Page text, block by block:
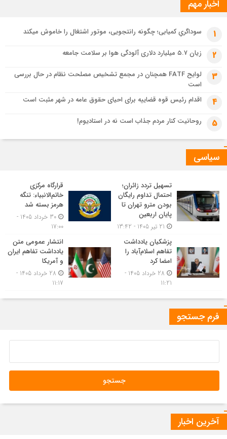
اخبار مهم
1 سوداگریِ کمیابی؛ چگونه رانتجویی، موتور اشتغال را خاموش میکند
2 زیان ۵.۷ میلیارد دلاری آلودگی هوا بر سلامت جامعه
3
لوایح FATF همچنان در مجمع تشخیص مصلحت نظام در حال بررسی
است
4 اقدام رئیس قوه قضاییه برای احیای حقوق عامه در شهر مثبت است
5 روحانیت کنار مردم جذاب است نه در استادیوم!
سیاسی
تسهیل تردد زائران؛
احتمال تداوم رایگان
بودن مترو تهران تا
پایان اربعین
قرارگاه مرکزی
خاتم‌الانبیاء: تنگه
هرمز بسته شد
30 خرداد 1405 -
17:00
پزشکیان یادداشت
تفاهم اسلام‌آباد را
امضا کرد
28 خرداد 1405 -
11:21
انتشار عمومی متن
یادداشت تفاهم ایران
و آمریکا
28 خرداد 1405 -
11:17
فرم جستجو
آخرین اخبار